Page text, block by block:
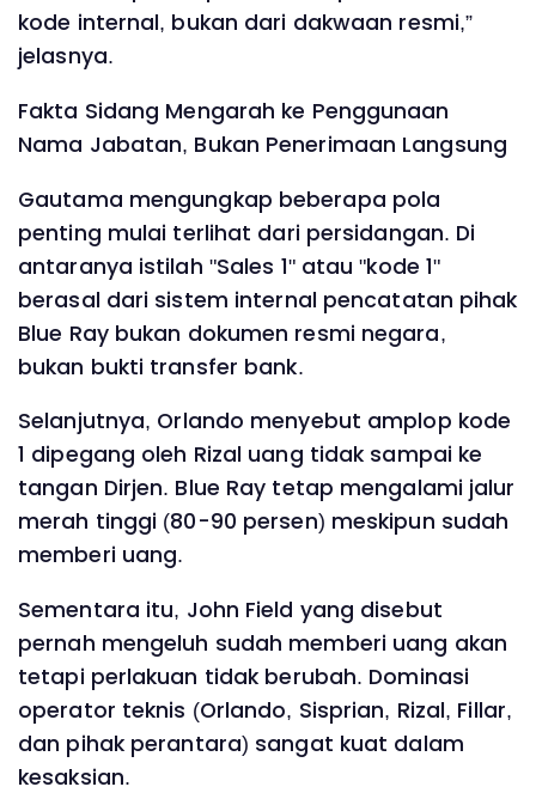
kode internal, bukan dari dakwaan resmi,”
jelasnya.
Fakta Sidang Mengarah ke Penggunaan
Nama Jabatan, Bukan Penerimaan Langsung
Gautama mengungkap beberapa pola
penting mulai terlihat dari persidangan. Di
antaranya istilah "Sales 1" atau "kode 1"
berasal dari sistem internal pencatatan pihak
Blue Ray bukan dokumen resmi negara,
bukan bukti transfer bank.
Selanjutnya, Orlando menyebut amplop kode
1 dipegang oleh Rizal uang tidak sampai ke
tangan Dirjen. Blue Ray tetap mengalami jalur
merah tinggi (80-90 persen) meskipun sudah
memberi uang.
Sementara itu, John Field yang disebut
pernah mengeluh sudah memberi uang akan
tetapi perlakuan tidak berubah. Dominasi
operator teknis (Orlando, Sisprian, Rizal, Fillar,
dan pihak perantara) sangat kuat dalam
kesaksian.